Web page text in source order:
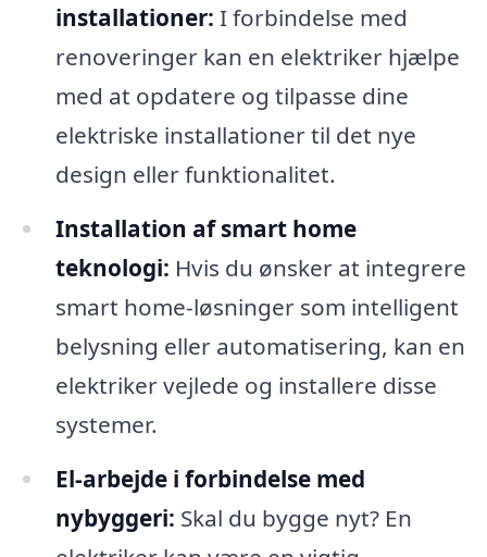
installationer: I forbindelse med
renoveringer kan en elektriker hjælpe
med at opdatere og tilpasse dine
elektriske installationer til det nye
design eller funktionalitet.
Installation af smart home
teknologi: Hvis du ønsker at integrere
smart home-løsninger som intelligent
belysning eller automatisering, kan en
elektriker vejlede og installere disse
systemer.
El-arbejde i forbindelse med
nybyggeri: Skal du bygge nyt? En